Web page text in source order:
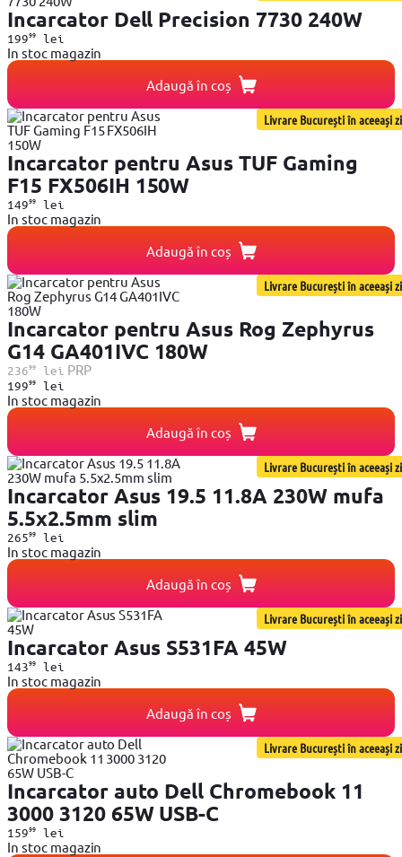
Incarcator Dell Precision 7730 240W
19999lei
In stoc magazin
Adaugă în coș
Livrare București în aceeași zi
Incarcator pentru Asus TUF Gaming
F15 FX506IH 150W
14999lei
In stoc magazin
Adaugă în coș
Livrare București în aceeași zi
Incarcator pentru Asus Rog Zephyrus
G14 GA401IVC 180W
23699lei PRP
19999lei
In stoc magazin
Adaugă în coș
Livrare București în aceeași zi
Incarcator Asus 19.5 11.8A 230W mufa
5.5x2.5mm slim
26599lei
In stoc magazin
Adaugă în coș
Livrare București în aceeași zi
Incarcator Asus S531FA 45W
14399lei
In stoc magazin
Adaugă în coș
Livrare București în aceeași zi
Incarcator auto Dell Chromebook 11
3000 3120 65W USB-C
15999lei
In stoc magazin